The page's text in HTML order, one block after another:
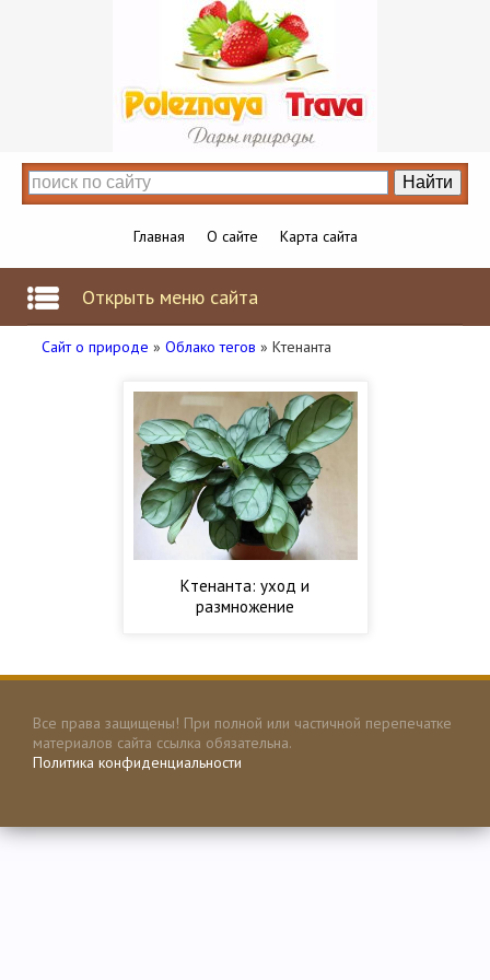
Главная О сайте Карта сайта
Открыть меню сайта
Сайт о природе » Облако тегов » Ктенанта
Ктенанта: уход и
размножение
Все права защищены! При полной или частичной перепечатке
материалов сайта ссылка обязательна.
Политика конфиденциальности